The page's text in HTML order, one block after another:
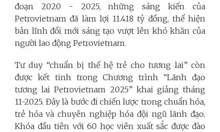
đoạn 2020 - 2025, những sáng kiến của
Petrovietnam đã làm lợi 11.418 tỷ đồng, thể hiện
bản lĩnh đổi mới sáng tạo vượt lên khó khăn của
người lao động Petrovietnam.
Tư duy “chuẩn bị thế hệ trẻ cho tương lai” còn
được kết tinh trong Chương trình “Lãnh đạo
tương lai Petrovietnam 2025” khai giảng tháng
11-2025. Đây là bước đi chiến lược trong chuẩn hóa,
trẻ hóa và chuyên nghiệp hóa đội ngũ lãnh đạo.
Khóa đầu tiên với 60 học viên xuất sắc được đào